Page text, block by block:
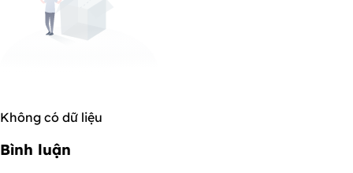
Không có dữ liệu
Bình luận